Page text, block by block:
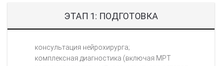
ЭТАП 1: ПОДГОТОВКА
консультация нейрохирурга;
комплексная диагностика (включая МРТ